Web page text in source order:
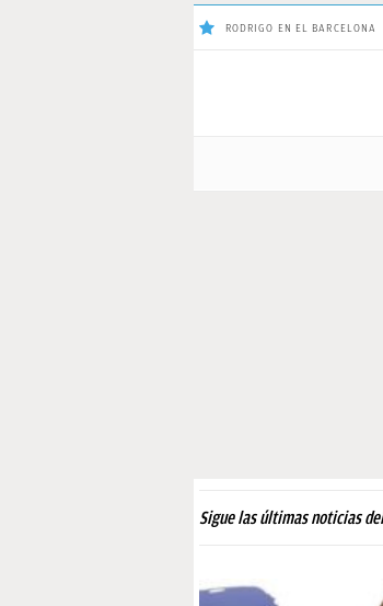
RODRIGO EN EL BARCELONA
PAPARAZZI
Sigue las últimas noticias